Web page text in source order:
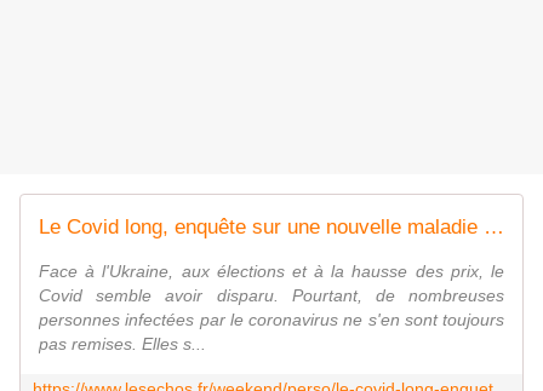
Le Covid long, enquête sur une nouvelle maladie chronique
Face à l'Ukraine, aux élections et à la hausse des prix, le
Covid semble avoir disparu. Pourtant, de nombreuses
personnes infectées par le coronavirus ne s'en sont toujours
pas remises. Elles s...